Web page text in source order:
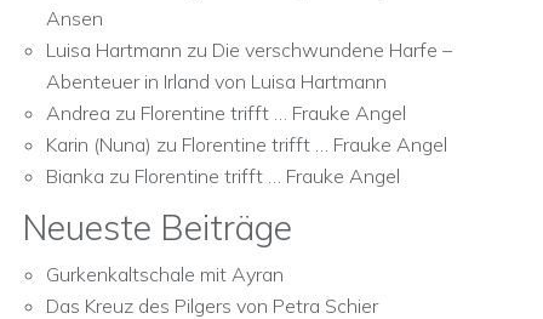
Ansen
Luisa Hartmann zu Die verschwundene Harfe –
Abenteuer in Irland von Luisa Hartmann
Andrea zu Florentine trifft … Frauke Angel
Karin (Nuna) zu Florentine trifft … Frauke Angel
Bianka zu Florentine trifft … Frauke Angel
Neueste Beiträge
Gurkenkaltschale mit Ayran
Das Kreuz des Pilgers von Petra Schier